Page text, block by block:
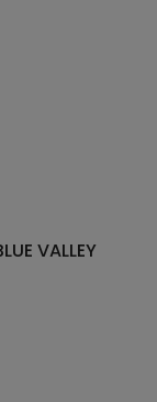
VALLEY